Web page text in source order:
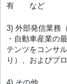
有 など
3) 外部発信業務
・自動車産業の
テンツをコンサ
り）、およびプ
4) その他